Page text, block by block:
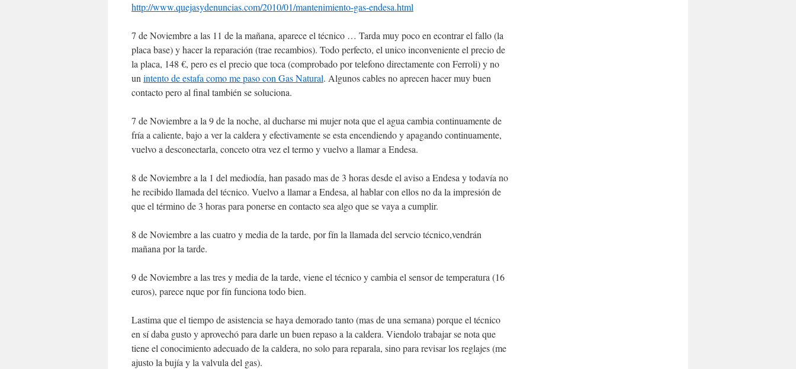
http://www.quejasydenuncias.com/2010/01/mantenimiento-gas-endesa.html
7 de Noviembre a las 11 de la mañana, aparece el técnico … Tarda muy poco en econtrar el fallo (la
placa base) y hacer la reparación (trae recambios). Todo perfecto, el unico inconveniente el precio de
la placa, 148 €, pero es el precio que toca (comprobado por telefono directamente con Ferroli) y no
un intento de estafa como me paso con Gas Natural. Algunos cables no aprecen hacer muy buen
contacto pero al final también se soluciona.
7 de Noviembre a la 9 de la noche, al ducharse mi mujer nota que el agua cambia continuamente de
fría a caliente, bajo a ver la caldera y efectivamente se esta encendiendo y apagando continuamente,
vuelvo a desconectarla, conceto otra vez el termo y vuelvo a llamar a Endesa.
8 de Noviembre a la 1 del mediodía, han pasado mas de 3 horas desde el aviso a Endesa y todavía no
he recibido llamada del técnico. Vuelvo a llamar a Endesa, al hablar con ellos no da la impresión de
que el término de 3 horas para ponerse en contacto sea algo que se vaya a cumplir.
8 de Noviembre a las cuatro y media de la tarde, por fín la llamada del servcio técnico,vendrán
mañana por la tarde.
9 de Noviembre a las tres y media de la tarde, viene el técnico y cambia el sensor de temperatura (16
euros), parece nque por fín funciona todo bien.
Lastima que el tiempo de asistencia se haya demorado tanto (mas de una semana) porque el técnico
en sí daba gusto y aprovechó para darle un buen repaso a la caldera. Viendolo trabajar se nota que
tiene el conocimiento adecuado de la caldera, no solo para reparala, sino para revisar los reglajes (me
ajusto la bujía y la valvula del gas).